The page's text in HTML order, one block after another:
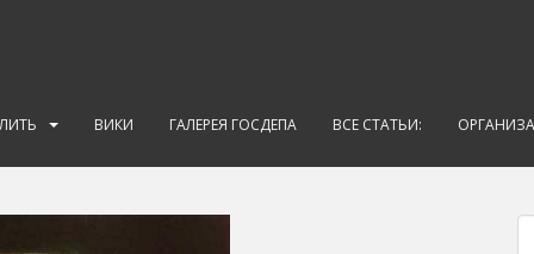
ВИКИ ГАЛЕРЕЯ ГОСДЕПА ВСЕ СТАТЬИ: